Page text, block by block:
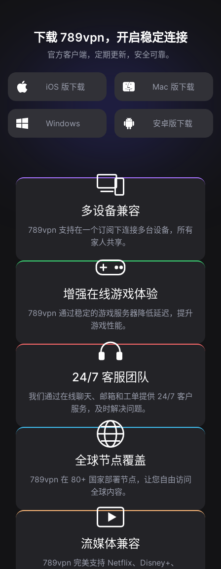
下载 789vpn，开启稳定连接
官方客户端，定期更新，安全可靠。
iOS 版下载 Mac 版下载
Windows 安卓版下载
多设备兼容
789vpn 支持在一个订阅下连接多台设备，所有
家人共享。
增强在线游戏体验
789vpn 通过稳定的游戏服务器降低延迟，提升
游戏性能。
24/7 客服团队
我们通过在线聊天、邮箱和工单提供 24/7 客户
服务，及时解决问题。
全球节点覆盖
789vpn 在 80+ 国家部署节点，让您自由访问
全球内容。
流媒体兼容
789vpn 完美支持 Netflix、Disney+、